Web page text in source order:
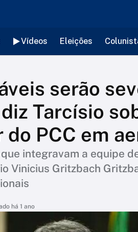
Vídeos Eleições
serão
Tarcísio
do PCC em
integravam a equipe
Vinicius Gritzbach
há 1 ano